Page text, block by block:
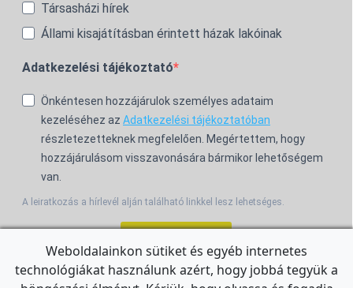
Társasházi hírek
Állami kisajátításban érintett házak lakóinak
Adatkezelési tájékoztató
Önkéntesen hozzájárulok személyes adataim
kezeléséhez az Adatkezelési tájékoztatóban
részletezetteknek megfelelően. Megértettem, hogy
hozzájárulásom visszavonására bármikor lehetőségem
van.
A leiratkozás a hírlevél alján található linkkel lesz lehetséges.
For the English Newsletter, clickHERE.
Weboldalainkon sütiket és egyéb internetes
technológiákat használunk azért, hogy jobbá tegyük a